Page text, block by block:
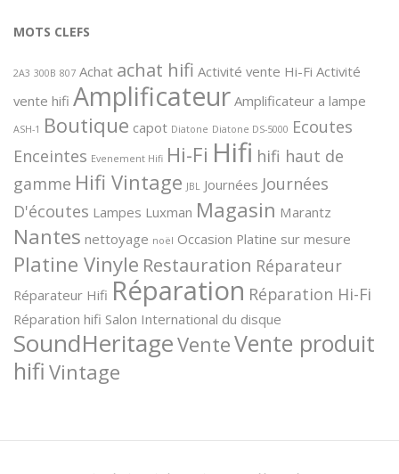
MOTS CLEFS
2A3 300B 807 Achat achat hifi Activité vente Hi-Fi Activité
vente hifi Amplificateur Amplificateur a lampe
ASH-1 Boutique capot Diatone Diatone DS-5000 Ecoutes
Enceintes Evenement Hifi Hi-Fi Hifi hifi haut de
gamme Hifi Vintage JBL Journées Journées
D'écoutes Lampes Luxman Magasin Marantz
Nantes nettoyage noël Occasion Platine sur mesure
Platine Vinyle Restauration Réparateur
Réparateur Hifi Réparation Réparation Hi-Fi
Réparation hifi Salon International du disque
SoundHeritageVenteVente produit
hifi Vintage